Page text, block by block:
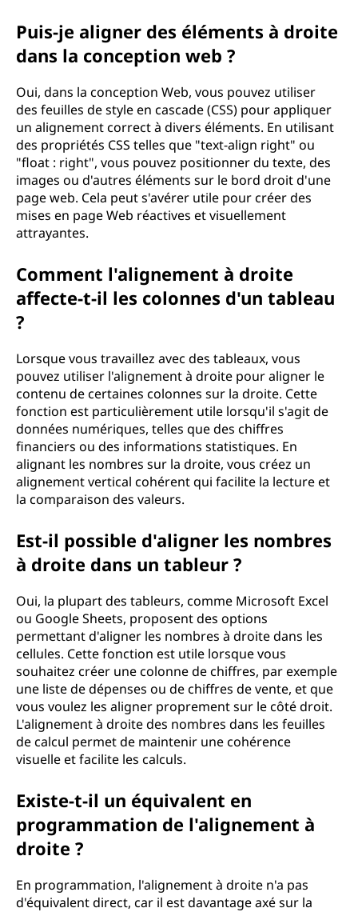
Puis-je aligner des éléments à droite
dans la conception web ?
Oui, dans la conception Web, vous pouvez utiliser
des feuilles de style en cascade (CSS) pour appliquer
un alignement correct à divers éléments. En utilisant
des propriétés CSS telles que "text-align right" ou
"float : right", vous pouvez positionner du texte, des
images ou d'autres éléments sur le bord droit d'une
page web. Cela peut s'avérer utile pour créer des
mises en page Web réactives et visuellement
attrayantes.
Comment l'alignement à droite
affecte-t-il les colonnes d'un tableau
?
Lorsque vous travaillez avec des tableaux, vous
pouvez utiliser l'alignement à droite pour aligner le
contenu de certaines colonnes sur la droite. Cette
fonction est particulièrement utile lorsqu'il s'agit de
données numériques, telles que des chiffres
financiers ou des informations statistiques. En
alignant les nombres sur la droite, vous créez un
alignement vertical cohérent qui facilite la lecture et
la comparaison des valeurs.
Est-il possible d'aligner les nombres
à droite dans un tableur ?
Oui, la plupart des tableurs, comme Microsoft Excel
ou Google Sheets, proposent des options
permettant d'aligner les nombres à droite dans les
cellules. Cette fonction est utile lorsque vous
souhaitez créer une colonne de chiffres, par exemple
une liste de dépenses ou de chiffres de vente, et que
vous voulez les aligner proprement sur le côté droit.
L'alignement à droite des nombres dans les feuilles
de calcul permet de maintenir une cohérence
visuelle et facilite les calculs.
Existe-t-il un équivalent en
programmation de l'alignement à
droite ?
En programmation, l'alignement à droite n'a pas
d'équivalent direct, car il est davantage axé sur la